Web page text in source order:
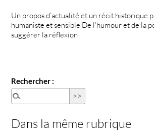
Un propos d’actualité et un récit historique
humaniste et sensible De l’humour et de la
suggérer la réflexion
Rechercher :
Dans la même rubrique